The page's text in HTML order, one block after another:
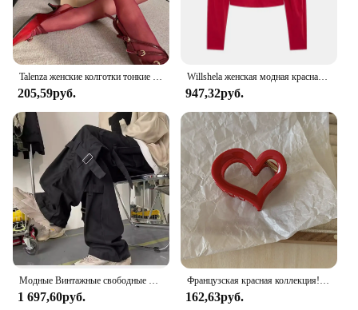
personal and commercial use. Whether you're a
vendor looking to stock up on wholesale trailer
marker lights or an individual in need of reliable
lighting for your vehicle, these sets are an excellent
choice.
205,59руб.
Willshela женская модная красная укороченная футболка с открытой спиной винтажная шия с сердечком и длинными рукавами женская шикарная женская блузка
947,32руб.
1 697,60руб. 162,63руб.